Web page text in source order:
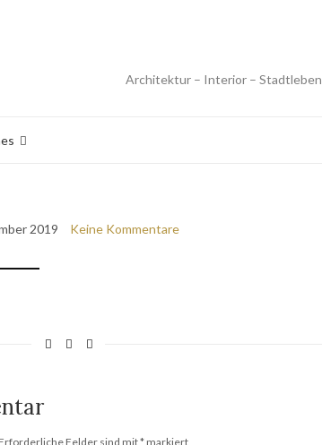
Architektur – Interior – Stadtleben
2019 Keine Kommentare
Felder sind mit*markiert